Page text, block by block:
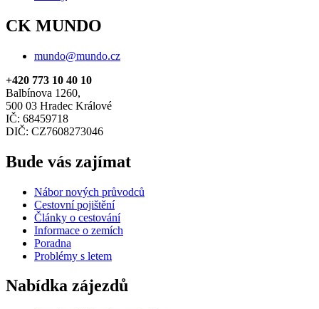
CK MUNDO
mundo@mundo.cz
+420 773 10 40 10
Balbínova 1260,
500 03 Hradec Králové
IČ: 68459718
DIČ: CZ7608273046
Bude vás zajímat
Nábor nových průvodců
Cestovní pojištění
Články o cestování
Informace o zemích
Poradna
Problémy s letem
Nabídka zájezdů